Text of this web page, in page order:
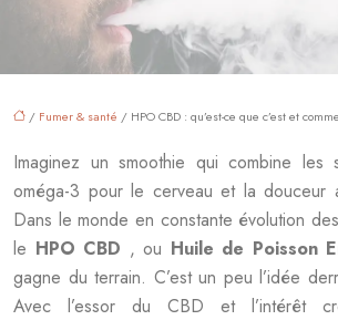
/ Fumer & santé / HPO CBD : qu’est-ce que c’est et
Imaginez un smoothie qui combine les
oméga-3 pour le cerveau et la douceur
Dans le monde en constante évolution
le HPO CBD , ou Huile de Poisson
gagne du terrain. C’est un peu l’idée
Avec l’essor du CBD et l’intérêt